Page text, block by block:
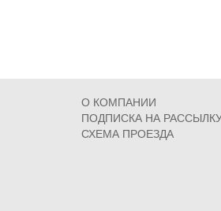
О КОМПАНИИ
ПОДПИСКА НА
СХЕМА ПРОЕЗДА